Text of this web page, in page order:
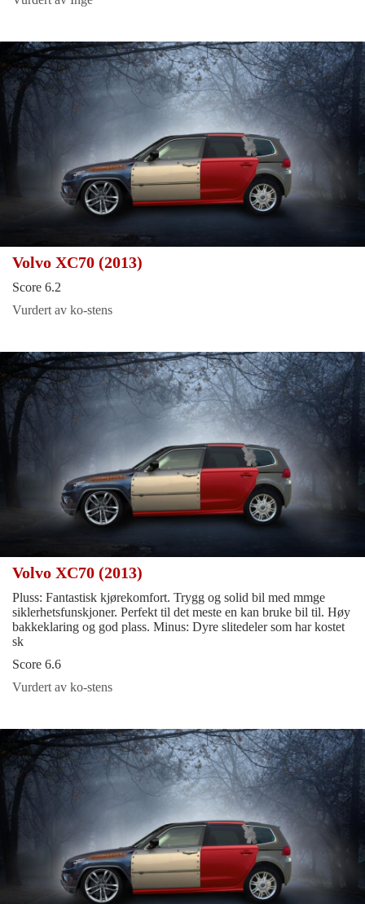
Volvo XC70 (2013)
Score 6.2
Vurdert av ko-stens
Volvo XC70 (2013)
Pluss: Fantastisk kjørekomfort. Trygg og solid bil med mmge
siklerhetsfunskjoner. Perfekt til det meste en kan bruke bil til. Høy
bakkeklaring og god plass. Minus: Dyre slitedeler som har kostet
sk
Score 6.6
Vurdert av ko-stens